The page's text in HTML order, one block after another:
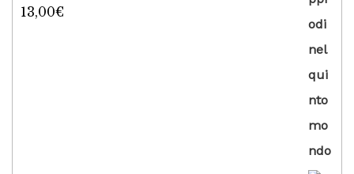
Valutato
13,00€